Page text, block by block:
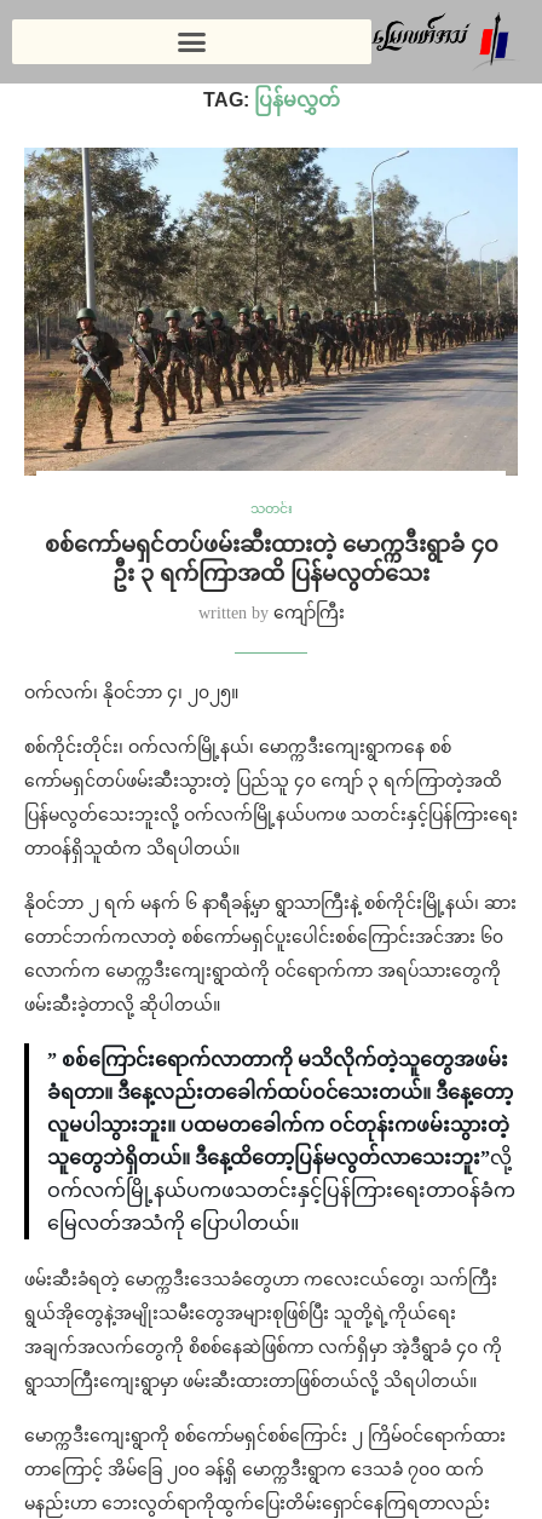
TAG: ပြန်မလွှတ်
သတင်း
စစ်ကော်မရှင်တပ်ဖမ်းဆီးထားတဲ့ မောက္ကဒီးရွာခံ ၄၀
ဦး ၃ ရက်ကြာအထိ ပြန်မလွတ်သေး
written by ကျော်ကြီး
ဝက်လက်၊ နိုဝင်ဘာ ၄၊ ၂၀၂၅။
စစ်ကိုင်းတိုင်း၊ ဝက်လက်မြို့နယ်၊ မောက္က​ဒီးကျေးရွာကနေ စစ်
ကော်မရှင်တပ်ဖမ်းဆီးသွားတဲ့ ပြည်သူ ၄၀ ကျော် ၃ ရက်ကြာတဲ့အထိ
ပြန်မလွတ်သေးဘူးလို့ ဝက်လက်မြို့နယ်ပကဖ သတင်းနှင့်ပြန်ကြားရေး
တာဝန်ရှိသူထံက သိရပါတယ်။
နိုဝင်ဘာ ၂ ရက် မနက် ၆ နာရီခန့်မှာ ရွာသာကြီးနဲ့ စစ်ကိုင်းမြို့နယ်၊ ဆား
တောင်ဘက်ကလာတဲ့ စစ်ကော်မရှင်ပူးပေါင်းစစ်ကြောင်းအင်အား ၆၀
လောက်က မောက္ကဒီးကျေးရွာထဲကို ဝင်ရောက်ကာ အရပ်သားတွေကို
ဖမ်းဆီးခဲ့တာလို့ ဆိုပါတယ်။
” စစ်ကြောင်းရောက်လာတာကို မသိလိုက်တဲ့သူတွေအဖမ်း
ခံရတာ။ ဒီနေ့လည်းတခေါက်ထပ်ဝင်သေးတယ်။ ဒီနေ့တော့
လူမပါသွားဘူး။ ပထမတခေါက်က ဝင်တုန်းကဖမ်းသွားတဲ့
သူတွေဘဲရှိတယ်။ ဒီနေ့ထိတော့ပြန်မလွတ်လာသေးဘူး”လို့
ဝက်လက်မြို့နယ်ပကဖသတင်းနှင့်ပြန်ကြားရေးတာဝန်ခံက
မြေလတ်အသံကို ပြောပါတယ်။
ဖမ်းဆီးခံရတဲ့ မောက္ကဒီးဒေသခံတွေဟာ ကလေးငယ်တွေ၊ သက်ကြီး
ရွယ်အိုတွေနဲ့အမျိုးသမီးတွေအများစုဖြစ်ပြီး သူတို့ရဲ့ကိုယ်ရေး
အချက်အလက်တွေကို ​စိစစ်နေဆဲဖြစ်ကာ လက်ရှိမှာ အဲ့ဒီရွာခံ ၄၀ ကို
ရွာသာကြီးကျေးရွာမှာ ဖမ်းဆီးထားတာဖြစ်တယ်လို့ သိရပါတယ်။
မောက္ကဒီးကျေးရွာကို စစ်ကော်မရှင်စစ်ကြောင်း ၂ ကြိမ်ဝင်ရောက်ထား
တာကြောင့် အိမ်ခြေ ၂၀၀ ခန့်ရှိ မောက္ကဒီးရွာက ဒေသခံ ၇၀၀ ထက်
မနည်းဟာ ဘေးလွတ်ရာကိုထွက်ပြေးတိမ်းရှောင်နေကြရတာလည်း